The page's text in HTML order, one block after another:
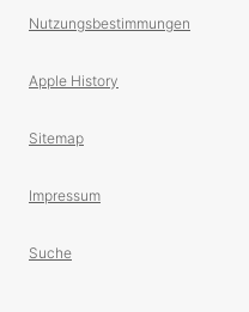
Nutzungsbestimmungen
Apple History
Sitemap
Impressum
Suche